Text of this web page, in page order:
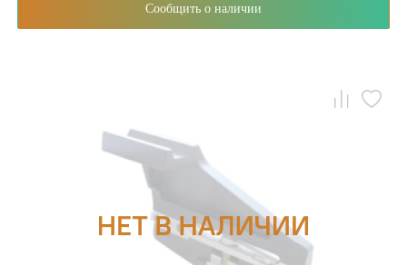
Сообщить о наличии